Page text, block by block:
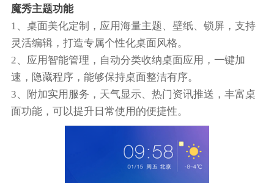
魔秀主题功能
1、桌面美化定制，应用海量主题、壁纸、锁屏，支持
灵活编辑，打造专属个性化桌面风格。
2、应用智能管理，自动分类收纳桌面应用，一键加
速，隐藏程序，能够保持桌面整洁有序。
3、附加实用服务，天气显示、热门资讯推送，丰富桌
面功能，可以提升日常使用的便捷性。